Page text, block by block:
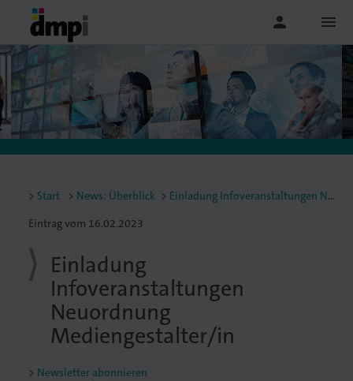
person menu
Start News: Überblick
Einladung Infoveranstaltungen Neuordnung Mediengestalter/in
Eintrag vom 16.02.2023
Einladung
Infoveranstaltungen
Neuordnung
Mediengestalter/in
Newsletter abonnieren